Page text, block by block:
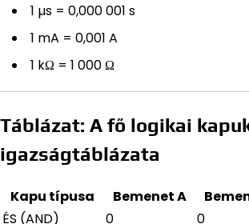
1 µs = 0,000 001 s
1 mA = 0,001 A
1 kΩ = 1 000 Ω
Táblázat: A fő logikai
igazságtáblázata
Kapu típusa Bemenet A
ÉS (AND)
0 0